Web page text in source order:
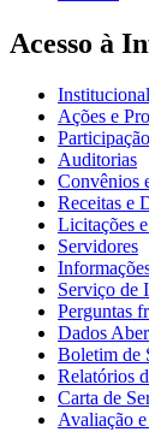
Acesso à
Institucional
Ações e
Auditorias
Convênios
Receitas e
Licitações
Servidores
Serviço de
Perguntas
Dados
Boletim de
Relatórios
Carta de
Avaliação